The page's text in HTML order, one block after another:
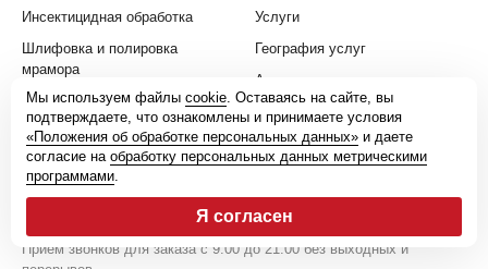
8 (495) 204 18 79
Прием звонков для заказа с 9:00 до 21:00 без выходных и
Инсектицидная обработка
Шлифовка и полировка
мрамора
Шлифовка и полировка гранита
Услуги
География услуг
Акции
Статьи
Контакты
Мы используем файлы cookie. Оставаясь на сайте, вы
подтверждаете, что ознакомлены и принимаете условия
«Положения об обработке персональных данных» и даете
согласие на обработку персональных данных метрическими
программами.
Я согласен